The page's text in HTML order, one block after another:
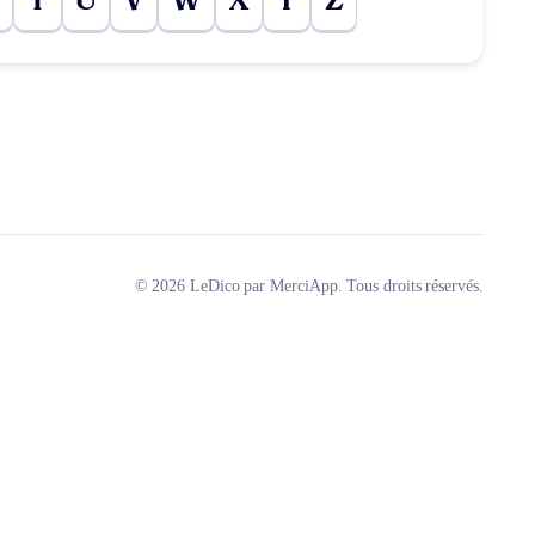
© 2026 LeDico par MerciApp. Tous droits réservés.